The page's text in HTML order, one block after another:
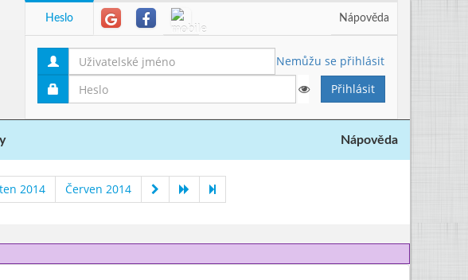
Heslo Nápověda
Nemůžu se přihlásit
Nápověda
2014 Červen 2014